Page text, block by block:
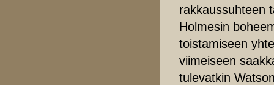
rakkaussuhteen
Holmesin
toistamiseen
viimeiseen
tulevatkin